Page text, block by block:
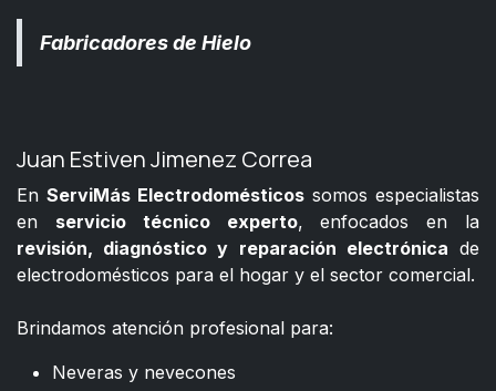
Fabricadores de Hielo
Juan Estiven Jimenez Correa
En ServiMás Electrodomésticos somos especialistas
en servicio técnico experto, enfocados en la
revisión, diagnóstico y reparación electrónica de
electrodomésticos para el hogar y el sector comercial.
Brindamos atención profesional para:
Neveras y nevecones